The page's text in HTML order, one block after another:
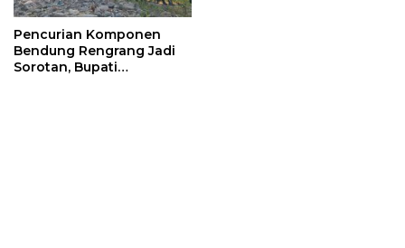
Pencurian Komponen
Bendung Rengrang Jadi
Sorotan, Bupati